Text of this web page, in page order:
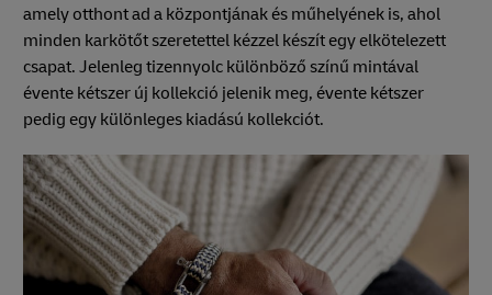
amely otthont ad a központjának és műhelyének is, ahol
minden karkötőt szeretettel kézzel készít egy elkötelezett
csapat. Jelenleg tizennyolc különböző színű mintával
évente kétszer új kollekció jelenik meg, évente kétszer
pedig egy különleges kiadású kollekciót.